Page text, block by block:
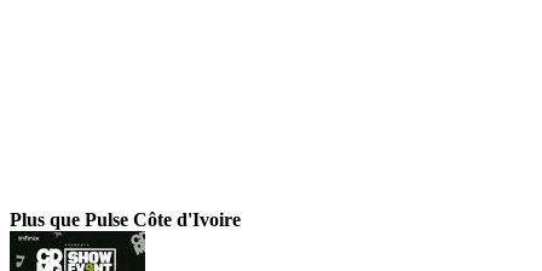
Plus que Pulse Côte d'Ivoire